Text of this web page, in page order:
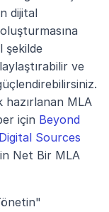
dijital
şekilde
ve
MLA
için Beyond
Sources
Net Bir MLA